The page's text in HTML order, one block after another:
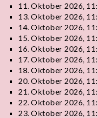
11. Oktober 2026,
13. Oktober 2026,
14. Oktober 2026,
15. Oktober 2026,
16. Oktober 2026,
17. Oktober 2026,
18. Oktober 2026,
20. Oktober 2026,
21. Oktober 2026,
22. Oktober 2026,
23. Oktober 2026,